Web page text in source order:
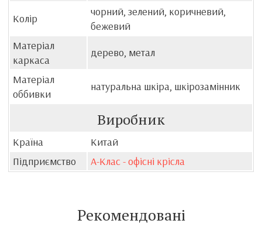
Колір
чорний, зелений, коричневий,
бежевий
Матеріал
каркаса
дерево, метал
Матеріал
оббивки
натуральна шкіра, шкірозамінник
Виробник
Країна
Китай
Підприємство
А-Клас - офісні крісла
Рекомендовані